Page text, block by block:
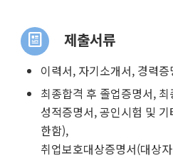
제출서류
이력서, 자기소개서, 경력증
최종합격 후 졸업증명서,
성적증명서, 공인시험 및
한함),
취업보호대상증명서(대상